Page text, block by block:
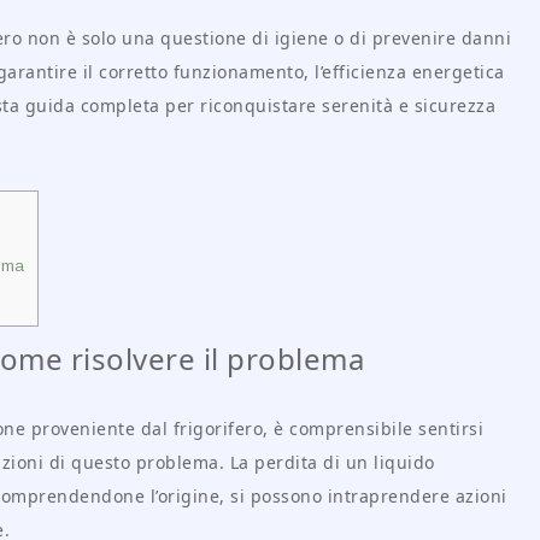
non è solo una questione di igiene o di prevenire danni
il corretto funzionamento, l’efficienza energetica
guida completa per riconquistare serenità e sicurezza
risolvere il problema
proveniente dal frigorifero, è comprensibile sentirsi
di questo problema. La perdita di un liquido
l’origine, si possono intraprendere azioni